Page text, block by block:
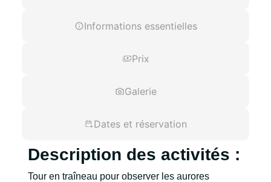
Informations essentielles
Prix
Galerie
Dates et réservation
Description des activités :
Tour en traîneau pour observer les aurores